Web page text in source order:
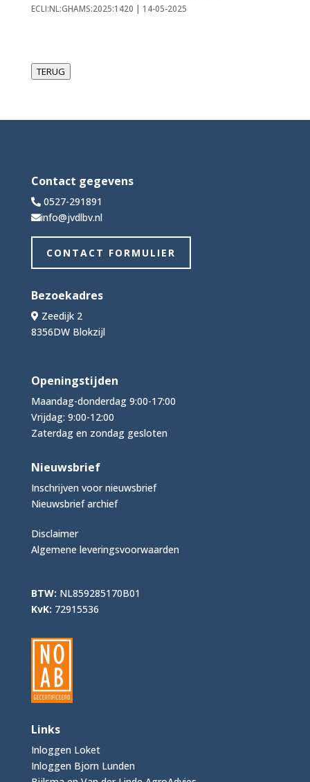
ECLI:NL:GHAMS:2025:1420 | 14-05-2025
TERUG
Contact gegevens
0527-291891
info@jvdlbv.nl
CONTACT FORMULIER
Bezoekadres
Zeedijk 2
8356DW Blokzijl
Openingstijden
Maandag-donderdag 9:00-17:00
Vrijdag: 9:00-12:00
Zaterdag en zondag gesloten
Nieuwsbrief
Inschrijven voor nieuwsbrief
Nieuwsbrief archief
Disclaimer
Algemene leveringsvoorwaarden
BTW: NL859285170B01
KvK: 72915536
Links
Inloggen Loket
Inloggen Bjorn Lunden